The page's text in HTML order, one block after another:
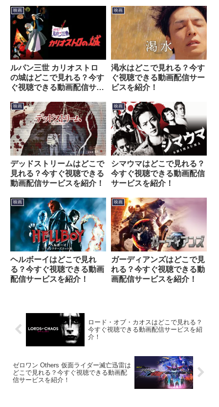
映画
ルパン三世 カリオストロ
の城はどこで見れる？今す
ぐ視聴できる動画配信サー
映画
渇水はどこで見れる？今す
ぐ視聴できる動画配信サー
ビスを紹介！
映画
デッドストリームはどこで
見れる？今すぐ視聴できる
動画配信サービスを紹介！
映画
シマウマはどこで見れる？
今すぐ視聴できる動画配信
サービスを紹介！
映画
ヘルボーイはどこで見れ
る？今すぐ視聴できる動画
配信サービスを紹介！
映画
ガーディアンズはどこで見
れる？今すぐ視聴できる動
画配信サービスを紹介！
ロード・オブ・カオスはどこで見れる？
今すぐ視聴できる動画配信サービスを紹
介！
ゼロワン Others 仮面ライダー滅亡迅雷は
どこで見れる？今すぐ視聴できる動画配
信サービスを紹介！